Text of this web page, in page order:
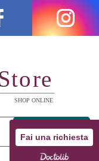
Fai una richiesta